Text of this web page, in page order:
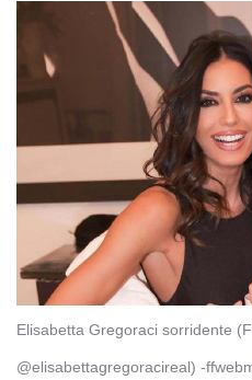
Elisabetta Gregoraci sorridente
@elisabettagregoracireal) -